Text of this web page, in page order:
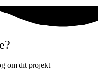
om dit projekt.